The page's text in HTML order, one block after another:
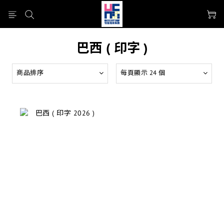
巴西 ( 印字 )
商品排序 每頁顯示 24 個